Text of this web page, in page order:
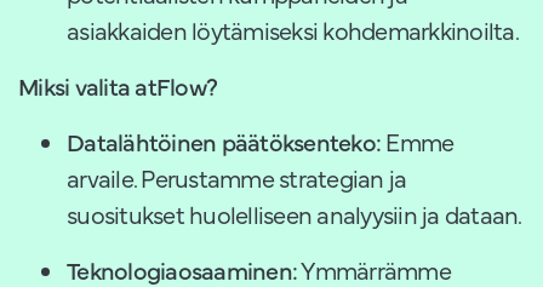
asiakkaiden löytämiseksi kohdemarkkinoilta.
Miksi valita atFlow?
Datalähtöinen päätöksenteko:Emme
arvaile. Perustamme strategian ja
suositukset huolelliseen analyysiin ja dataan.
Teknologiaosaaminen:Ymmärrämme